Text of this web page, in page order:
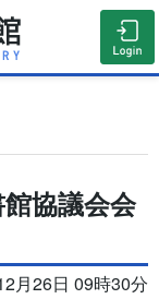
協議会会
月26日 09時30分